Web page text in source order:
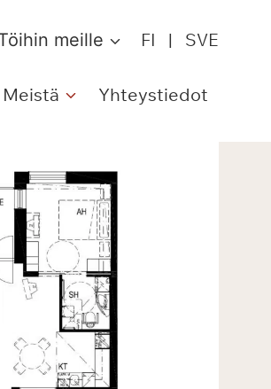
meille FI | SVE
Meistä Yhteystiedot